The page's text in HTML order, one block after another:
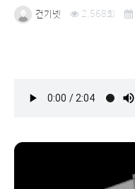
건기넷 2,568회